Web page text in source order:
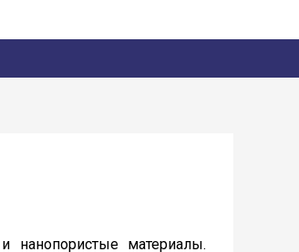
нанопористые материалы.